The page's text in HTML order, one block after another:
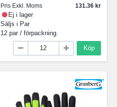
Pris Exkl. Moms
131.36
Ej i lager
Säljs i Par
12 par / förpackning.
Köp